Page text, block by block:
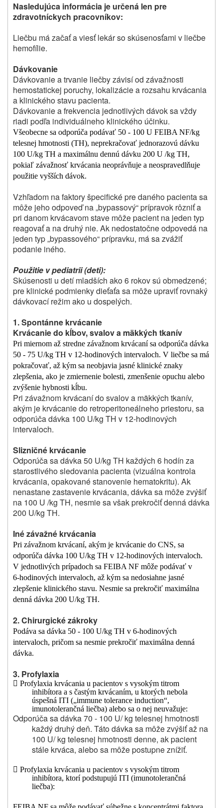
Nasledujúca informácia je určená len pre
zdravotníckych pracovníkov:
Liečbu má začať a viesť lekár so skúsenosťami v liečbe
hemofílie.
Dávkovanie
Dávkovanie a trvanie liečby závisí od závažnosti
hemostatickej poruchy, lokalizácie a rozsahu krvácania
a klinického stavu pacienta.
Dávkovanie a frekvencia jednotlivých dávok sa vždy
riadi podľa individuálneho klinického účinku.
Všeobecne sa odporúča podávať 50 - 100 U FEIBA NF/kg
telesnej hmotnosti (TH), neprekračovať jednorazovú dávku
100 U/kg TH a maximálnu dennú dávku 200 U /kg TH,
pokiaľ závažnosť krvácania neoprávňuje a neospravedlňuje
použitie vyšších dávok.
Vzhľadom na faktory špecifické pre daného pacienta sa
môže jeho odpoveď na „bypassový“ prípravok rôzniť a
pri danom krvácavom stave môže pacient na jeden typ
reagovať a na druhý nie. Ak nedostatočne odpovedá na
jeden typ „bypassového“ prípravku, má sa zvážiť
podanie iného.
Použitie v pediatrii (deti):
Skúsenosti u detí mladších ako 6 rokov sú obmedzené;
pre klinické podmienky dieťaťa sa môže upraviť rovnaký
dávkovací režim ako u dospelých.
1. Spontánne krvácanie
Krvácanie do kĺbov, svalov a mäkkých tkanív
Pri miernom až stredne závažnom krvácaní sa odporúča dávka
50 ‑ 75 U/kg TH v 12‑hodinových intervaloch. V liečbe sa má
pokračovať, až kým sa neobjavia jasné klinické znaky
zlepšenia, ako je zmiernenie bolesti, zmenšenie opuchu alebo
zvýšenie hybnosti kĺbu.
Pri závažnom krvácaní do svalov a mäkkých tkanív,
akým je krvácanie do retroperitoneálneho priestoru, sa
odporúča dávka 100 U/kg TH v 12‑hodinových
intervaloch.
Slizničné krvácanie
Odporúča sa dávka 50 U/kg TH každých 6 hodín za
starostlivého sledovania pacienta (vizuálna kontrola
krvácania, opakované stanovenie hematokritu). Ak
nenastane zastavenie krvácania, dávka sa môže zvýšiť
na 100 U /kg TH, nesmie sa však prekročiť denná dávka
200 U/kg TH.
Iné závažné krvácania
Pri závažnom krvácaní, akým je krvácanie do CNS, sa
odporúča dávka 100 U/kg TH v 12‑hodinových intervaloch.
V jednotlivých prípadoch sa FEIBA NF môže podávať v
6‑hodinových intervaloch, až kým sa nedosiahne jasné
zlepšenie klinického stavu. Nesmie sa prekročiť maximálna
denná dávka 200 U/kg TH.
2. Chirurgické zákroky
Podáva sa dávka 50 ‑ 100 U/kg TH v 6-hodinových
intervaloch, pričom sa nesmie prekročiť maximálna denná
dávka.
3. Profylaxia
 Profylaxia krvácania u pacientov s vysokým titrom
inhibítora a s častým krvácaním, u ktorých nebola
úspešná ITI („immune tolerance induction“,
imunotolerančná liečba) alebo sa o nej neuvažuje:
Odporúča sa dávka 70 ‑ 100 U/ kg telesnej hmotnosti
každý druhý deň. Táto dávka sa môže zvýšiť až na
100 U/ kg telesnej hmotnosti denne, ak pacient
stále krváca, alebo sa môže postupne znížiť.
 Profylaxia krvácania u pacientov s vysokým titrom
inhibítora, ktorí podstupujú ITI (imunotolerančná
liečba):